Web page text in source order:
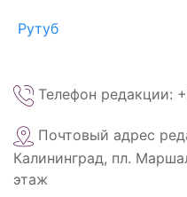
Рутуб
Телефон редакции:
Почтовый адрес
Калининград, пл.
этаж